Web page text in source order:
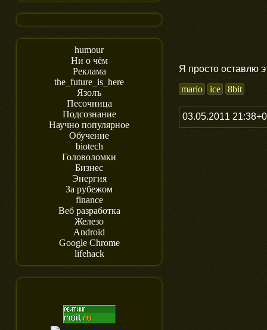
humour
Ни о чём
Реклама
the_future_is_here
Язолъ
Песочница
Подсознание
Научно популярное
Обучение
biotech
Головоломки
Бизнес
Энергия
За рубежом
finance
Веб разработка
Железо
Android
Google Chrome
lifehack
Я просто оставлю
mario
ice 8bit
03.05.2011